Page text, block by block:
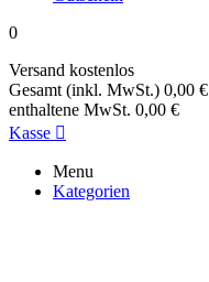
0
Versand kostenlos
Gesamt (inkl. MwSt.) 0,00 €
enthaltene MwSt. 0,00 €
Kasse 
Menu
Kategorien